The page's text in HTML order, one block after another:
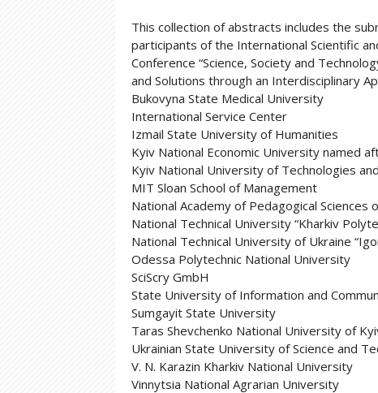
This collection of abstracts includes the
participants of the International Scientific
Conference “Science, Society and
and Solutions through an Interdisciplinary
Bukovyna State Medical University
International Service Center
Izmail State University of Humanities
Kyiv National Economic University named
Kyiv National University of Technologies
MIT Sloan School of Management
National Academy of Pedagogical
National Technical University “Kharkiv
National Technical University of Ukraine
Odessa Polytechnic National University
SciScry GmbH
State University of Information and
Sumgayit State University
Taras Shevchenko National University of
Ukrainian State University of Science and
V. N. Karazin Kharkiv National University
Vinnytsia National Agrarian University